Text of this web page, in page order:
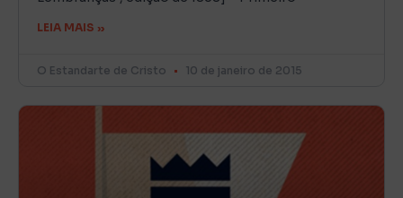
LEIA MAIS »
O Estandarte de Cristo 10 de janeiro de 2015